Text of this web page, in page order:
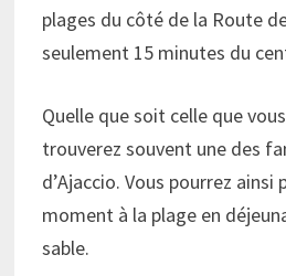
plages du côté de la Route
seulement 15 minutes du
Quelle que soit celle que
trouverez souvent une des
d’Ajaccio. Vous pourrez ainsi
moment à la plage en
sable.